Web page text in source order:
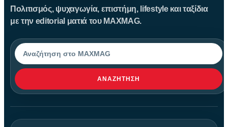
Πολιτισμός, ψυχαγωγία, επιστήμη, lifestyle και ταξίδια
με την editorial ματιά του MAXMAG.
Αναζήτηση
ΑΝΑΖΉΤΗΣΗ